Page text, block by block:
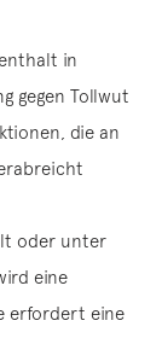
in
gegen Tollwut
die an
oder unter
eine
erfordert eine